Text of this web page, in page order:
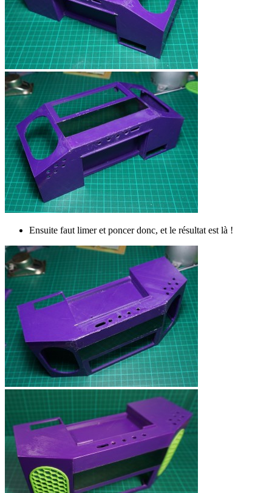
Ensuite faut limer et poncer donc, et le résultat est là !